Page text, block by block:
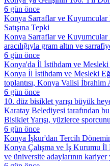
6 gün önce
Konya Sarraflar ve Kuyumcular
Satışına Tepki
Konya Sarraflar ve Kuyumcular
aracılığıyla gram altın ve
6 gün önce
Konya'da İl İstihdam ve
Konya İl İstihdam ve Mesleki
toplantısı, Konya Valisi İbrahim
6 gün önce
10. düz bisiklet yarışı büyük
Karatay Belediyesi tarafından
Bisiklet Yarışı, yüzlerce
6 gün önce
Konya İşkur'dan Tercih
Konya Çalışma ve İş Kurumu
ve üniversite adaylarının kariyer